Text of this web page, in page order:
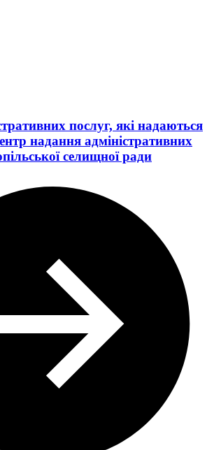
послуг, які надаються
надання адміністративних
селищної ради